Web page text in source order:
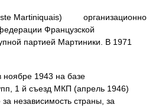
Martiniquais) организационно
Французской
партией Мартиники. В 1971
1943 на базе
1 й съезд МКП (апрель 1946)
независимость страны, за